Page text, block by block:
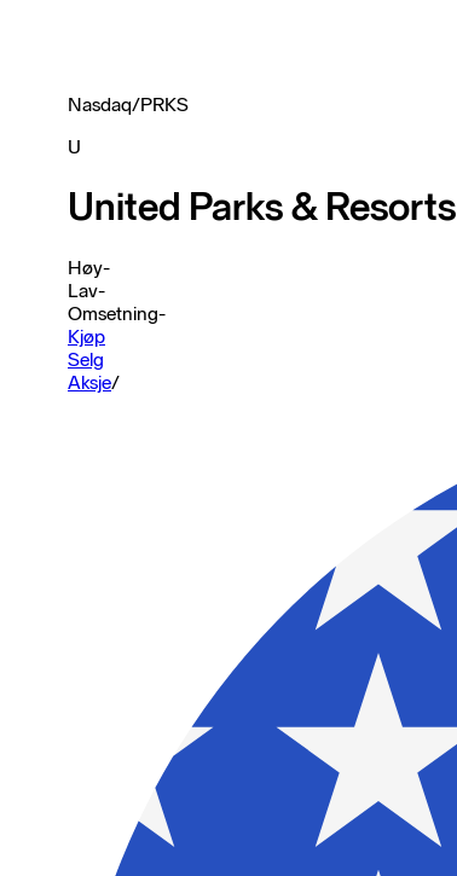
Nasdaq/PRKS
U
United Parks & Resorts
Høy-
Lav-
Omsetning-
Kjøp
Selg
Aksje/